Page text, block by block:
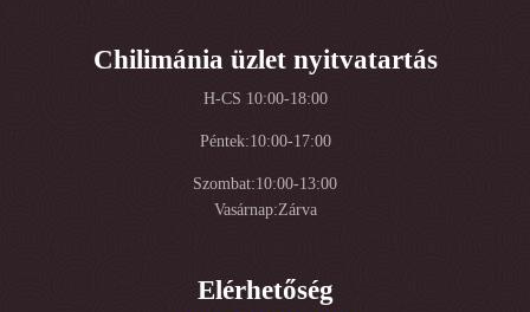
Chilimánia üzlet nyitvatartás
H-CS 10:00-18:00
Péntek:10:00-17:00
Szombat:10:00-13:00
Vasárnap:Zárva
Elérhetőség